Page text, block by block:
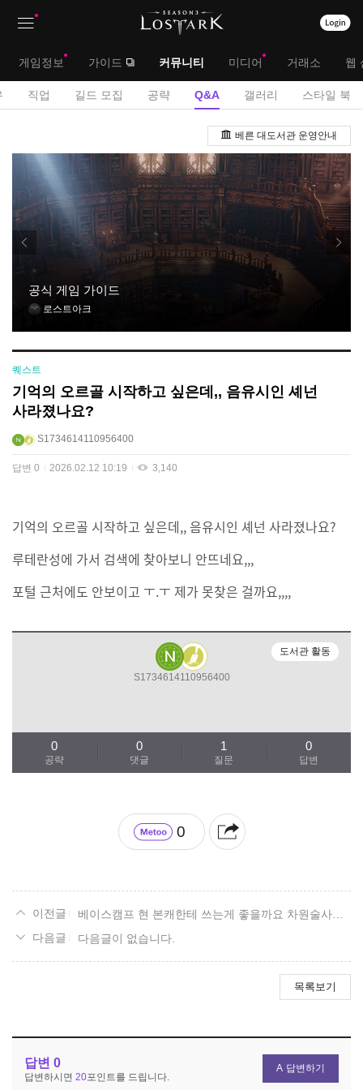
대
게임정보 가이드 커뮤니티 미디어 거래소 웹
메
뉴
직업 길드 모집 공략 Q&A 갤러리 스타일 북
&
시
판
베른 대도서관 운영안내
공식 게임 가이드
로스트아크
퀘스트
기억의 오르골 시작하고 싶은데,, 음유시인 셰넌
사라졌나요?
S1734614110956400
답변 0 2026.02.12 10:19 3,140
기억의 오르골 시작하고 싶은데,, 음유시인 셰넌 사라졌나요?
루테란성에 가서 검색에 찾아보니 안뜨네요,,,
포털 근처에도 안보이고 ㅜ.ㅜ 제가 못찾은 걸까요,,,,
S1734614110956400
도서관 활동
공략
0
댓글
0
질문
1
답변
0
0
베이스캠프 현 본캐한테 쓰는게 좋을까요 차원술사한테 쓰는게 좋을까요
다음글이 없습니다.
목록보기
답변 0
답변하시면 20포인트를 드립니다.
답변하기